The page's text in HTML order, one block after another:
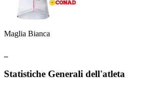
Maglia Bianca
Statistiche Generali dell'atleta